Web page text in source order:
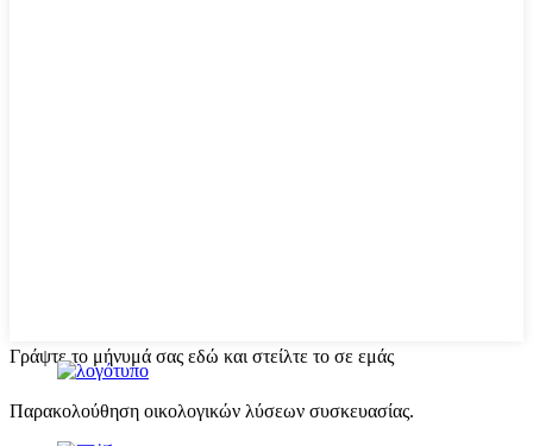
Γράψτε το μήνυμά σας εδώ και στείλτε το σε εμάς
Παρακολούθηση οικολογικών λύσεων συσκευασίας.